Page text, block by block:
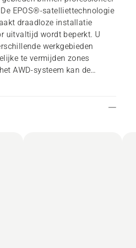
EPOS®-satelliettechnologie
draadloze installatie
uitvaltijd wordt beperkt. U
werkgebieden
te vermijden zones
AWD-systeem kan de
en gemeenteterreinen en